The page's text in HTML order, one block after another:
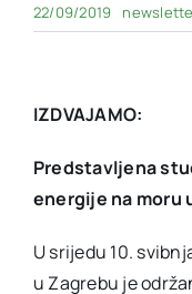
22/09/2019
IZDVAJAMO:
Predstavljena
energije na moru
U srijedu 10.
u Zagrebu je